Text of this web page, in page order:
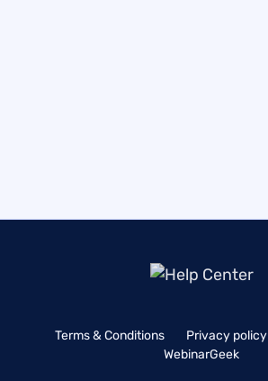
Terms & Conditions Privacy policy
WebinarGeek